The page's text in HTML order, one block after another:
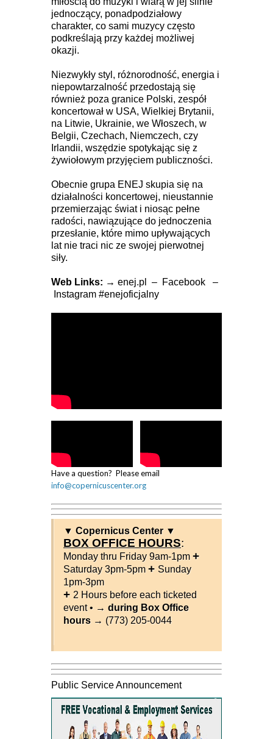
jednoczący, ponadpodziałowy
charakter, co sami muzycy często
podkreślają przy każdej możliwej
okazji.
Niezwykły styl, różnorodność, energia i
niepowtarzalność przedostają się
również poza granice Polski, zespół
koncertował w USA, Wielkiej Brytanii,
na Litwie, Ukrainie, we Włoszech, w
Belgii, Czechach, Niemczech, czy
Irlandii, wszędzie spotykając się z
żywiołowym przyjęciem publiczności.
Obecnie grupa ENEJ skupia się na
działalności koncertowej, nieustannie
przemierzając świat i niosąc pełne
radości, nawiązujące do jednoczenia
przesłanie, które mimo upływających
lat nie traci nic ze swojej pierwotnej
siły.
Web Links: → enej.pl – Facebook –
Instagram #enejoficjalny
Have a question? Please email
info@copernicuscenter.org
▼ Copernicus Center ▼
BOX OFFICE HOURS:
Monday thru Friday 9am-1pm +
Saturday 3pm-5pm + Sunday
1pm-3pm
+ 2 Hours before each ticketed
event • → during Box Office
hours → (773) 205-0044
Public Service Announcement